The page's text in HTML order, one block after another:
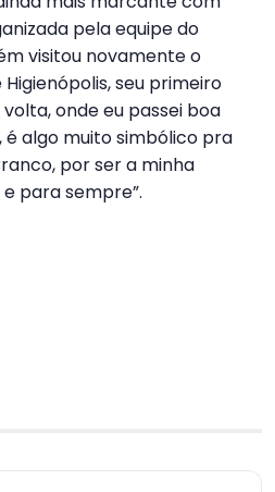
pela equipe do
visitou novamente o
seu primeiro
onde eu passei boa
é algo muito simbólico pra
por ser a minha
para sempre”.